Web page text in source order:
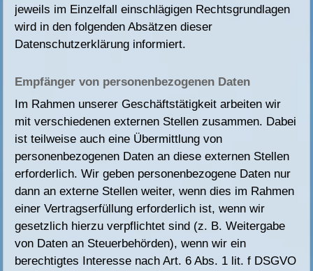
jeweils im Einzelfall einschlägigen Rechtsgrundlagen
wird in den folgenden Absätzen dieser
Datenschutzerklärung informiert.
Empfänger von personenbezogenen Daten
Im Rahmen unserer Geschäftstätigkeit arbeiten wir
mit verschiedenen externen Stellen zusammen. Dabei
ist teilweise auch eine Übermittlung von
personenbezogenen Daten an diese externen Stellen
erforderlich. Wir geben personenbezogene Daten nur
dann an externe Stellen weiter, wenn dies im Rahmen
einer Vertragserfüllung erforderlich ist, wenn wir
gesetzlich hierzu verpflichtet sind (z. B. Weitergabe
von Daten an Steuerbehörden), wenn wir ein
berechtigtes Interesse nach Art. 6 Abs. 1 lit. f DSGVO